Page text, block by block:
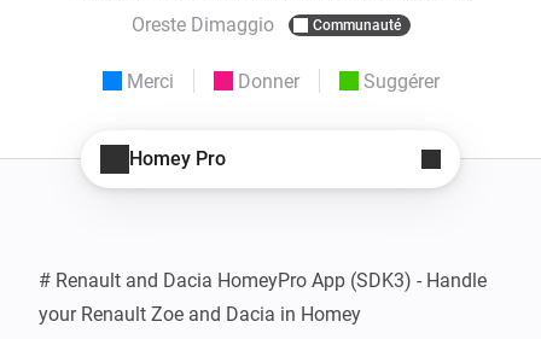
Oreste Dimaggio Communauté
Merci Donner Suggérer
Homey Pro
# Renault and Dacia HomeyPro App (SDK3) - Handle
your Renault Zoe and Dacia in Homey